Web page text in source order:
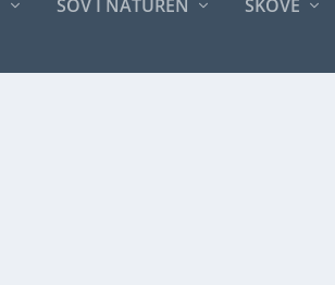
SOV I NATUREN SKOVE